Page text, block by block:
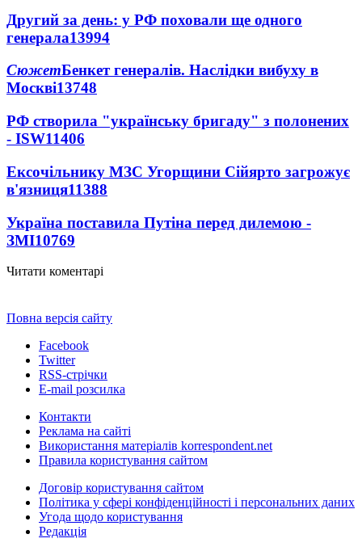
Другий за день: у РФ поховали ще одного
генерала13994
СюжетБенкет генералів. Наслідки вибуху в
Москві13748
РФ створила "українську бригаду" з полонених
- ISW11406
Ексочільнику МЗС Угорщини Сійярто загрожує
в'язниця11388
Україна поставила Путіна перед дилемою -
ЗМІ10769
Читати коментарі
Повна версія сайту
Facebook
Twitter
RSS-стрічки
E-mail розсилка
Контакти
Реклама на сайті
Використання матеріалів korrespondent.net
Правила користування сайтом
Договір користування сайтом
Політика у сфері конфіденційності і персональних даних
Угода щодо користування
Редакція